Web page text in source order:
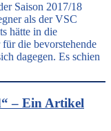
Saison 2017/18
als der VSC
hätte in die
die bevorstehende
dagegen. Es schien
– Ein Artikel